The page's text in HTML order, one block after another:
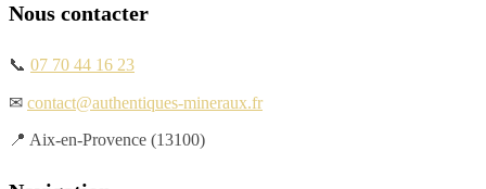
Nous contacter
📞 07 70 44 16 23
✉ contact@authentiques-mineraux.fr
📍 Aix-en-Provence (13100)